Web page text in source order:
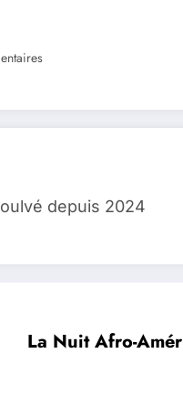
depuis 2024
La Nuit Afro-